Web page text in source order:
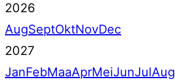
2026
AugSeptOktNovDec
2027
JanFebMaaAprMeiJunJulAug